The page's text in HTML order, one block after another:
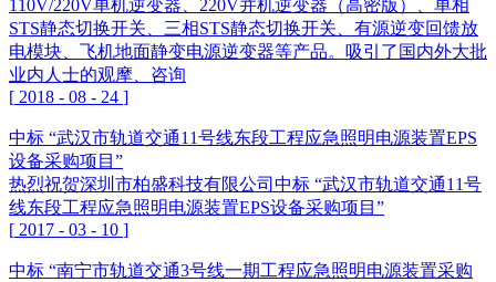
110V/220V单机逆变器、220V并机逆变器（高密版）、单相
STS静态切换开关、三相STS静态切换开关、有源逆变回馈放
电模块、飞机地面静变电源逆变器等产品。吸引了国内外大批
业内人士的观摩、咨询
[ 2018 - 08 - 24 ]
中标 “武汉市轨道交通11号线东段工程应急照明电源装置EPS
设备采购项目”
热烈祝贺深圳市柏盛科技有限公司中标 “武汉市轨道交通11号
线东段工程应急照明电源装置EPS设备采购项目”
[ 2017 - 03 - 10 ]
中标 “南宁市轨道交通3号线一期工程应急照明电源装置采购